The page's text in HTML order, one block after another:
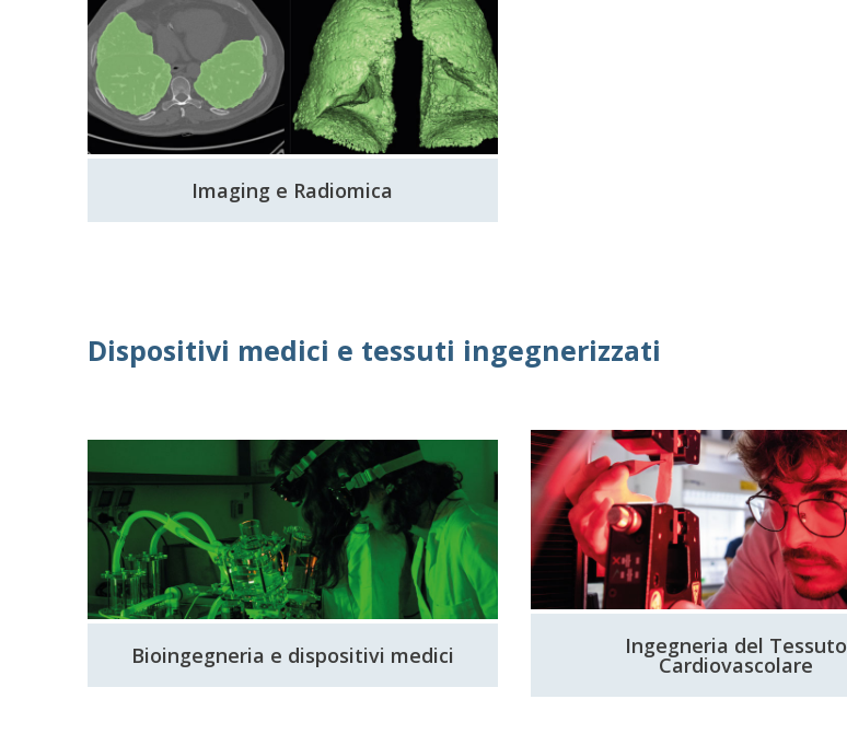
Imaging e Radiomica
Dispositivi medici e tessuti ingegnerizzati
Bioingegneria e dispositivi medici Ingegneria del Tessuto
Cardiovascolare